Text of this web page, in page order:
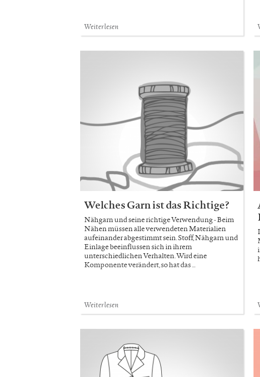
Weiterlesen
Welches Garn ist das Richtige?
Nähgarn und seine richtige Verwendung - Beim
Nähen müssen alle verwendeten Materialien
aufeinander abgestimmt sein. Stoff, Nähgarn und
Einlage beeinflussen sich in ihrem
unterschiedlichen Verhalten. Wird eine
Komponente verändert, so hat das …
Weiterlesen